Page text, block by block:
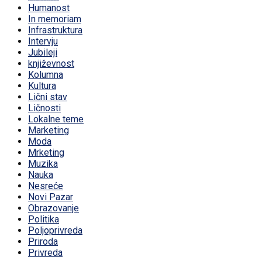
Humanost
In memoriam
Infrastruktura
Intervju
Jubileji
književnost
Kolumna
Kultura
Lični stav
Ličnosti
Lokalne teme
Marketing
Moda
Mrketing
Muzika
Nauka
Nesreće
Novi Pazar
Obrazovanje
Politika
Poljoprivreda
Priroda
Privreda